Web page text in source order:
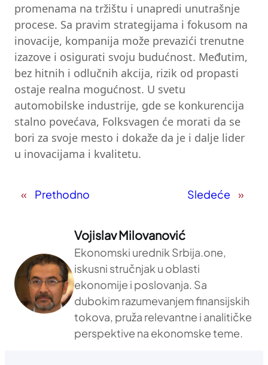
promenama na tržištu i unapredi unutrašnje
procese. Sa pravim strategijama i fokusom na
inovacije, kompanija može prevazići trenutne
izazove i osigurati svoju budućnost. Međutim,
bez hitnih i odlučnih akcija, rizik od propasti
ostaje realna mogućnost. U svetu
automobilske industrije, gde se konkurencija
stalno povećava, Folksvagen će morati da se
bori za svoje mesto i dokaže da je i dalje lider
u inovacijama i kvalitetu.
« Prethodno Sledeće »
Vojislav Milovanović
Ekonomski urednik Srbija.one,
iskusni stručnjak u oblasti
ekonomije i poslovanja. Sa
dubokim razumevanjem finansijskih
tokova, pruža relevantne i analitičke
perspektive na ekonomske teme.